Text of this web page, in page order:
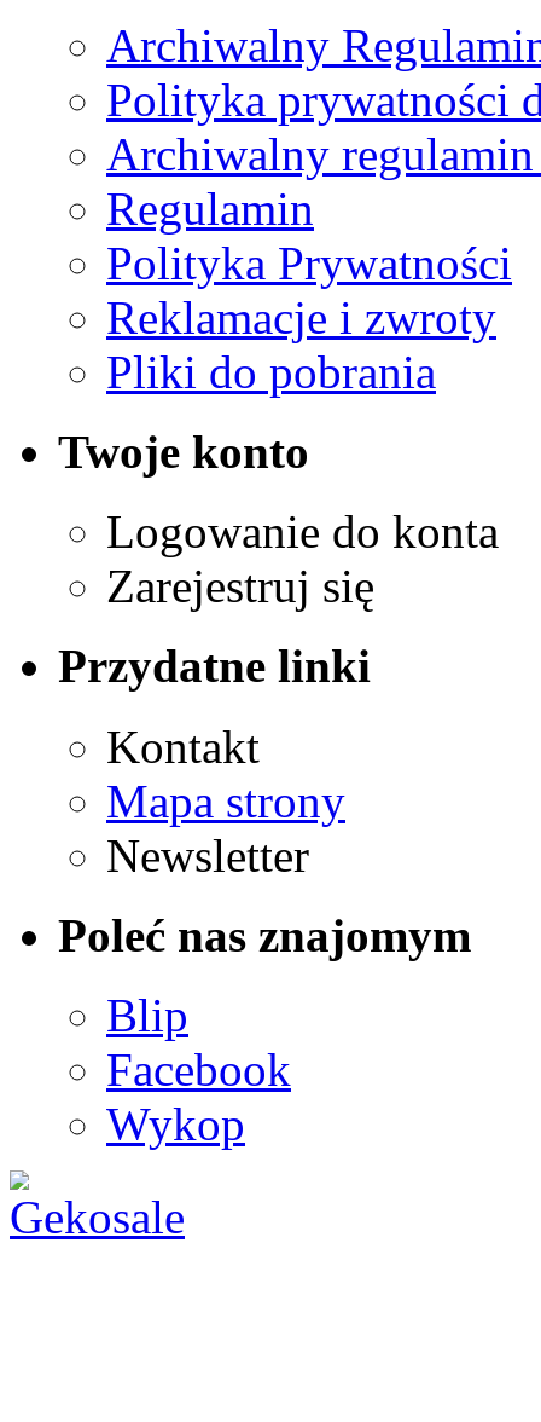
Archiwalny
Polityka prywatności
Archiwalny
Regulamin
Polityka Prywatności
Reklamacje i zwroty
Pliki do pobrania
Twoje konto
Logowanie do konta
Zarejestruj się
Przydatne linki
Kontakt
Mapa strony
Newsletter
Poleć nas znajomym
Blip
Facebook
Wykop